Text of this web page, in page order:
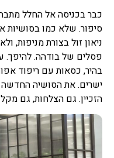
כבר בכניסה אל החלל
סיפור. שלא כמו בסושיות
ניאון זול בצורת מניפות,
פסלים של בודהה. להיפך.
בהיר, כסאות עם ריפוד
ישרים. את הסושיה החדשה
הזכיין. גם הצלחות, גם